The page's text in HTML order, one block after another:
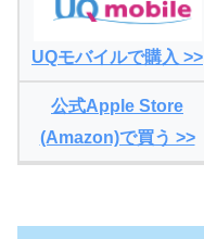
UQモバイルで購入 >>
公式Apple Store
(Amazon)で買う >>